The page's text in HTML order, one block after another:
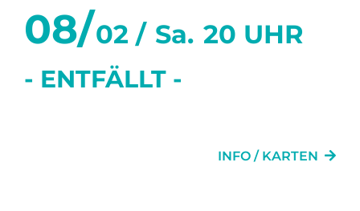
08/02 / Sa. 20 UHR
- ENTFÄLLT -
INFO / KARTEN